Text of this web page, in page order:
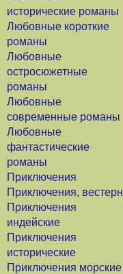
исторические романы
Любовные короткие
романы
Любовные
остросюжетные
романы
Любовные
современные романы
Любовные
фантастические
романы
Приключения
Приключения, вестерн
Приключения
индейские
Приключения
исторические
Приключения морские